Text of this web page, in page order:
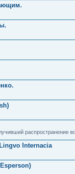
распространение
Internacia